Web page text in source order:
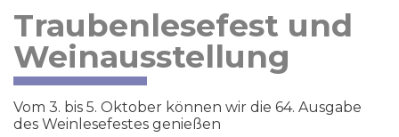
Traubenlesefest und
Weinausstellung
Vom 3. bis 5. Oktober können wir die 64. Ausgabe
des Weinlesefestes genießen